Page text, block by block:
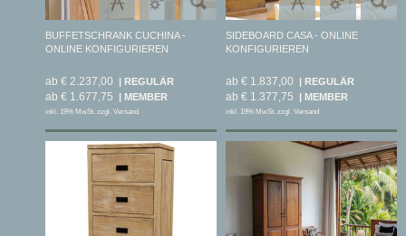
BUFFETSCHRANK CUCHINA -
ONLINE KONFIGURIEREN
ab € 2.237,00
ab € 1.677,75
inkl. 19% MwSt. zzgl. Versand
SIDEBOARD CASA - ONLINE
KONFIGURIEREN
ab € 1.837,00
ab € 1.377,75
inkl. 19% MwSt. zzgl. Versand